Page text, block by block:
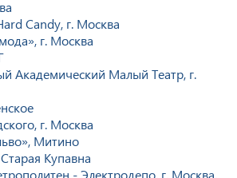
Candy, г. Москва
г. Москва
Академический Малый Театр, г.
г. Москва
Митино
Купавна
- Электродепо, г. Москва,